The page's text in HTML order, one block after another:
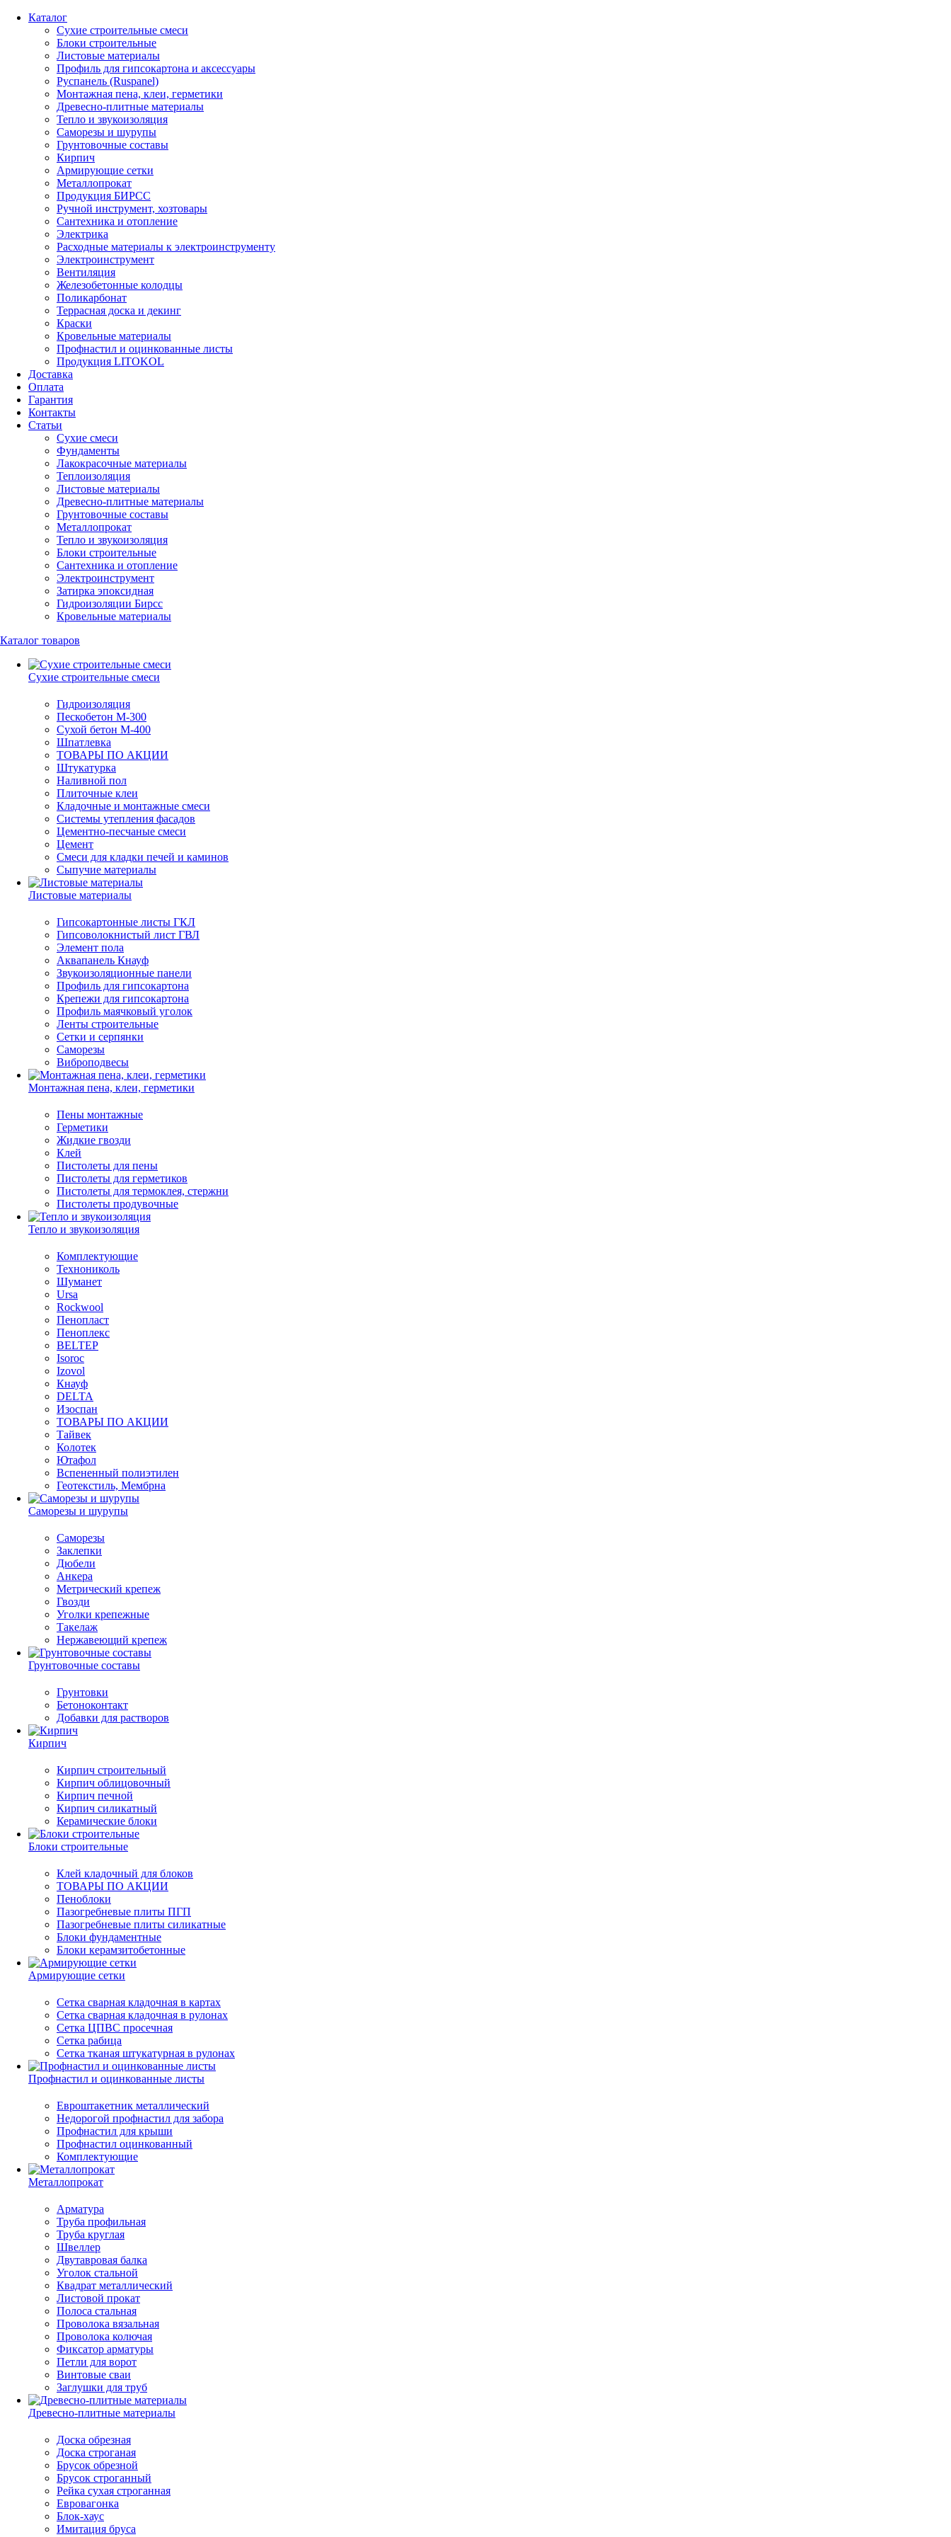
Каталог
Сухие строительные смеси
Блоки строительные
Листовые материалы
Профиль для гипсокартона и аксессуары
Руспанель (Ruspanel)
Монтажная пена, клеи, герметики
Древесно-плитные материалы
Тепло и звукоизоляция
Саморезы и шурупы
Грунтовочные составы
Кирпич
Армирующие сетки
Металлопрокат
Продукция БИРСС
Ручной инструмент, хозтовары
Сантехника и отопление
Электрика
Расходные материалы к электроинструменту
Электроинструмент
Вентиляция
Железобетонные колодцы
Поликарбонат
Террасная доска и декинг
Краски
Кровельные материалы
Профнастил и оцинкованные листы
Продукция LITOKOL
Доставка
Оплата
Гарантия
Контакты
Статьи
Сухие смеси
Фундаменты
Лакокрасочные материалы
Теплоизоляция
Листовые материалы
Древесно-плитные материалы
Грунтовочные составы
Металлопрокат
Тепло и звукоизоляция
Блоки строительные
Сантехника и отопление
Электроинструмент
Затирка эпоксидная
Гидроизоляции Бирсс
Кровельные материалы
Каталог товаров
Сухие строительные смеси
Гидроизоляция
Пескобетон М-300
Сухой бетон М-400
Шпатлевка
ТОВАРЫ ПО АКЦИИ
Штукатурка
Наливной пол
Плиточные клеи
Кладочные и монтажные смеси
Системы утепления фасадов
Цементно-песчаные смеси
Цемент
Смеси для кладки печей и каминов
Сыпучие материалы
Листовые материалы
Гипсокартонные листы ГКЛ
Гипсоволокнистый лист ГВЛ
Элемент пола
Аквапанель Кнауф
Звукоизоляционные панели
Профиль для гипсокартона
Крепежи для гипсокартона
Профиль маячковый уголок
Ленты строительные
Сетки и серпянки
Саморезы
Виброподвесы
Монтажная пена, клеи, герметики
Пены монтажные
Герметики
Жидкие гвозди
Клей
Пистолеты для пены
Пистолеты для герметиков
Пистолеты для термоклея, стержни
Пистолеты продувочные
Тепло и звукоизоляция
Комплектующие
Технониколь
Шуманет
Ursa
Rockwool
Пенопласт
Пеноплекс
BELTEP
Isoroc
Izovol
Кнауф
DELTA
Изоспан
ТОВАРЫ ПО АКЦИИ
Тайвек
Колотек
Ютафол
Вспененный полиэтилен
Геотекстиль, Мембрна
Саморезы и шурупы
Саморезы
Заклепки
Дюбели
Анкера
Метрический крепеж
Гвозди
Уголки крепежные
Такелаж
Нержавеющий крепеж
Грунтовочные составы
Грунтовки
Бетоноконтакт
Добавки для растворов
Кирпич
Кирпич строительный
Кирпич облицовочный
Кирпич печной
Кирпич силикатный
Керамические блоки
Блоки строительные
Клей кладочный для блоков
ТОВАРЫ ПО АКЦИИ
Пеноблоки
Пазогребневые плиты ПГП
Пазогребневые плиты силикатные
Блоки фундаментные
Блоки керамзитобетонные
Армирующие сетки
Сетка сварная кладочная в картах
Сетка сварная кладочная в рулонах
Сетка ЦПВС просечная
Сетка рабица
Сетка тканая штукатурная в рулонах
Профнастил и оцинкованные листы
Евроштакетник металлический
Недорогой профнастил для забора
Профнастил для крыши
Профнастил оцинкованный
Комплектующие
Металлопрокат
Арматура
Труба профильная
Труба круглая
Швеллер
Двутавровая балка
Уголок стальной
Квадрат металлический
Листовой прокат
Полоса стальная
Проволока вязальная
Проволока колючая
Фиксатор арматуры
Петли для ворот
Винтовые сваи
Заглушки для труб
Древесно-плитные материалы
Доска обрезная
Доска строганая
Брусок обрезной
Брусок строганный
Рейка сухая строганная
Евровагонка
Блок-хаус
Имитация бруса